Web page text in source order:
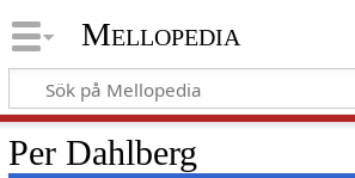
Mellopedia
Per Dahlberg